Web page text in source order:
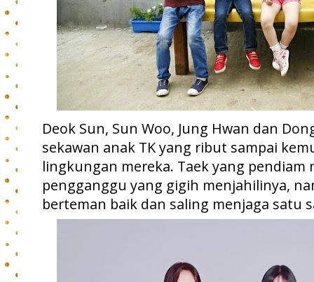
Deok Sun, Sun Woo, Jung Hwan dan
sekawan anak TK yang ribut sampai
lingkungan mereka. Taek yang
pengganggu yang gigih menjahilinya,
berteman baik dan saling menjaga satu